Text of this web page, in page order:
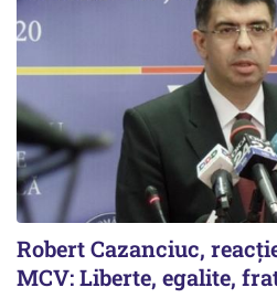
Robert Cazanciuc,
MCV: Liberte, egalite,